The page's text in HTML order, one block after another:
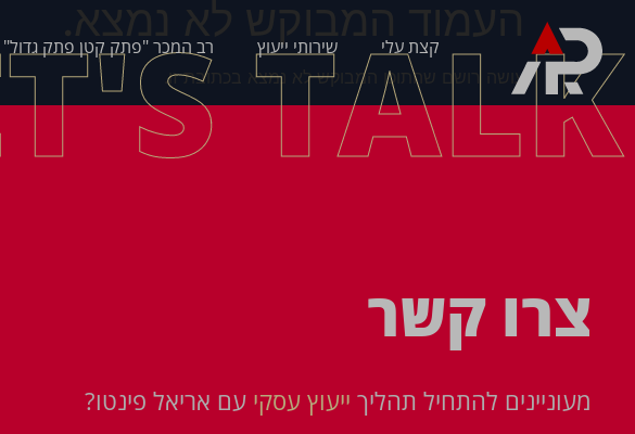
קצת עלי שירותי ייעוץ רב המכר "פתק קטן פתק גדול"
העמוד המבוקש לא נמצא.
עושה רושם שהתוכן המבוקש לא נמצא בכתובת זו.
TALK
צרו קשר
מעוניינים להתחיל תהליך ייעוץ עסקי עם אריאל פינטו?